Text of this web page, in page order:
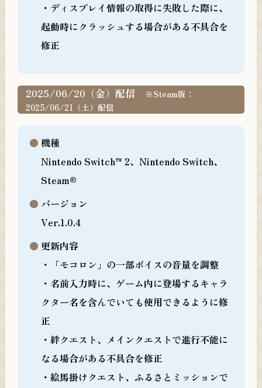
・ディスプレイ情報の取得に失敗した際に、
起動時にクラッシュする場合がある不具合を
修正
2025/06/20（金）配信
※Steam版：
2025/06/21（土）配信
機種
Nintendo Switch™ 2、Nintendo Switch、
Steam®
バージョン
Ver.1.0.4
更新内容
・「モコロン」の一部ボイスの音量を調整
・名前入力時に、ゲーム内に登場するキャラ
クター名を含んでいても使用できるように修
正
・絆クエスト、メインクエストで進行不能に
なる場合がある不具合を修正
・絵馬掛けクエスト、ふるさとミッションで